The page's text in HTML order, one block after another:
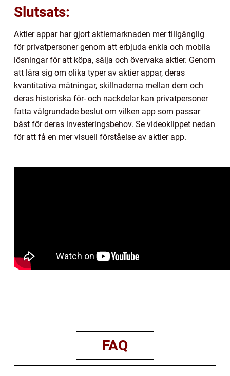
Slutsats:
Aktier appar har gjort aktiemarknaden mer tillgänglig
för privatpersoner genom att erbjuda enkla och mobila
lösningar för att köpa, sälja och övervaka aktier. Genom
att lära sig om olika typer av aktier appar, deras
kvantitativa mätningar, skillnaderna mellan dem och
deras historiska för- och nackdelar kan privatpersoner
fatta välgrundade beslut om vilken app som passar
bäst för deras investeringsbehov. Se videoklippet nedan
för att få en mer visuell förståelse av aktier app.
FAQ